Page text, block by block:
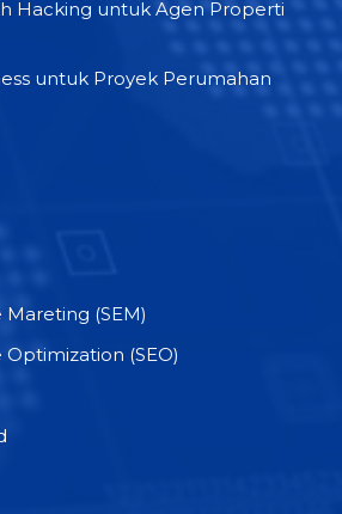
Hacking untuk Agen Properti
untuk Proyek Perumahan
(SEM)
(SEO)